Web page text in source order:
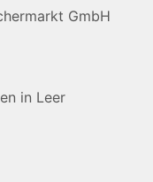
GmbH
in Leer